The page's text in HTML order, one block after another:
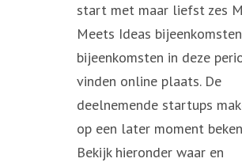
start met maar liefst zes
Meets Ideas
bijeenkomsten in deze
vinden online plaats. De
deelnemende startups
op een later moment
Bekijk hieronder waar en